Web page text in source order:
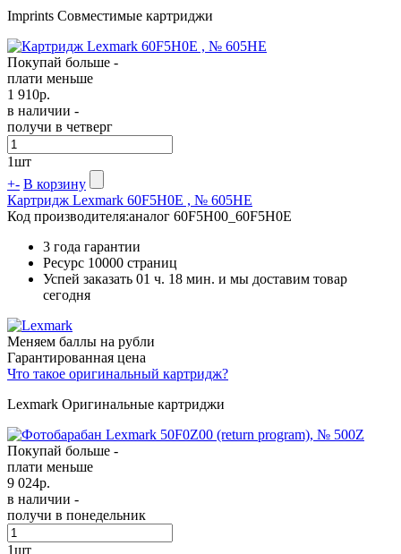
Imprints Совместимые картриджи
Покупай больше -
плати меньше
1 910р.
в наличии -
получи в четверг
1шт
+- В корзину
Картридж Lexmark 60F5H0E , № 605HE
Код производителя:аналог 60F5H00_60F5H0E
3 года гарантии
Ресурс 10000 страниц
Успей заказать 01 ч. 18 мин. и мы доставим товар
сегодня
Меняем баллы на рубли
Гарантированная цена
Что такое оригинальный картридж?
Lexmark Оригинальные картриджи
Покупай больше -
плати меньше
9 024р.
в наличии -
получи в понедельник
1шт